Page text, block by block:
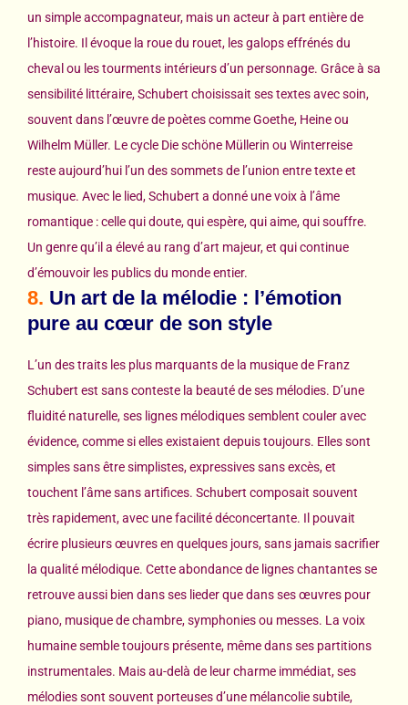
un simple accompagnateur, mais un acteur à part entière de
l’histoire. Il évoque la roue du rouet, les galops effrénés du
cheval ou les tourments intérieurs d’un personnage. Grâce à sa
sensibilité littéraire, Schubert choisissait ses textes avec soin,
souvent dans l’œuvre de poètes comme Goethe, Heine ou
Wilhelm Müller. Le cycle Die schöne Müllerin ou Winterreise
reste aujourd’hui l’un des sommets de l’union entre texte et
musique. Avec le lied, Schubert a donné une voix à l’âme
romantique : celle qui doute, qui espère, qui aime, qui souffre.
Un genre qu’il a élevé au rang d’art majeur, et qui continue
d’émouvoir les publics du monde entier.
8. Un art de la mélodie : l’émotion
pure au cœur de son style
L’un des traits les plus marquants de la musique de Franz
Schubert est sans conteste la beauté de ses mélodies. D’une
fluidité naturelle, ses lignes mélodiques semblent couler avec
évidence, comme si elles existaient depuis toujours. Elles sont
simples sans être simplistes, expressives sans excès, et
touchent l’âme sans artifices. Schubert composait souvent
très rapidement, avec une facilité déconcertante. Il pouvait
écrire plusieurs œuvres en quelques jours, sans jamais sacrifier
la qualité mélodique. Cette abondance de lignes chantantes se
retrouve aussi bien dans ses lieder que dans ses œuvres pour
piano, musique de chambre, symphonies ou messes. La voix
humaine semble toujours présente, même dans ses partitions
instrumentales. Mais au-delà de leur charme immédiat, ses
mélodies sont souvent porteuses d’une mélancolie subtile,